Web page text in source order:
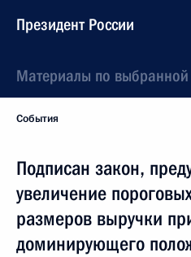
Президент России
Материалы по выбранной
События
Подписан закон,
увеличение
размеров выручки
доминирующего